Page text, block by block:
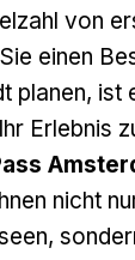
von
einen
planen, ist
Erlebnis
nicht